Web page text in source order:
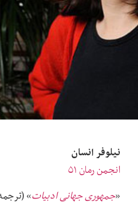
نیلوفر انسان
انجمن رمان ۵۱
«جمهوری جهانی ادبیات»